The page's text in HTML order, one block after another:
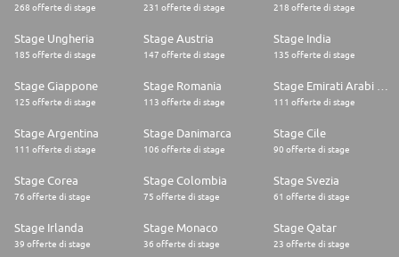
268 offerte di stage 231 offerte di stage 218 offerte di stage
Stage Ungheria
185 offerte di stage
Stage Austria
147 offerte di stage
Stage India
135 offerte di stage
Stage Giappone
125 offerte di stage
Stage Romania
113 offerte di stage 111 offerte di stage
Stage Argentina
111 offerte di stage
Stage Danimarca
106 offerte di stage
Stage Cile
90 offerte di stage
Stage Corea
76 offerte di stage
Stage Colombia
75 offerte di stage
Stage Svezia
61 offerte di stage
Stage Irlanda
39 offerte di stage
Stage Monaco
36 offerte di stage
Stage Qatar
23 offerte di stage